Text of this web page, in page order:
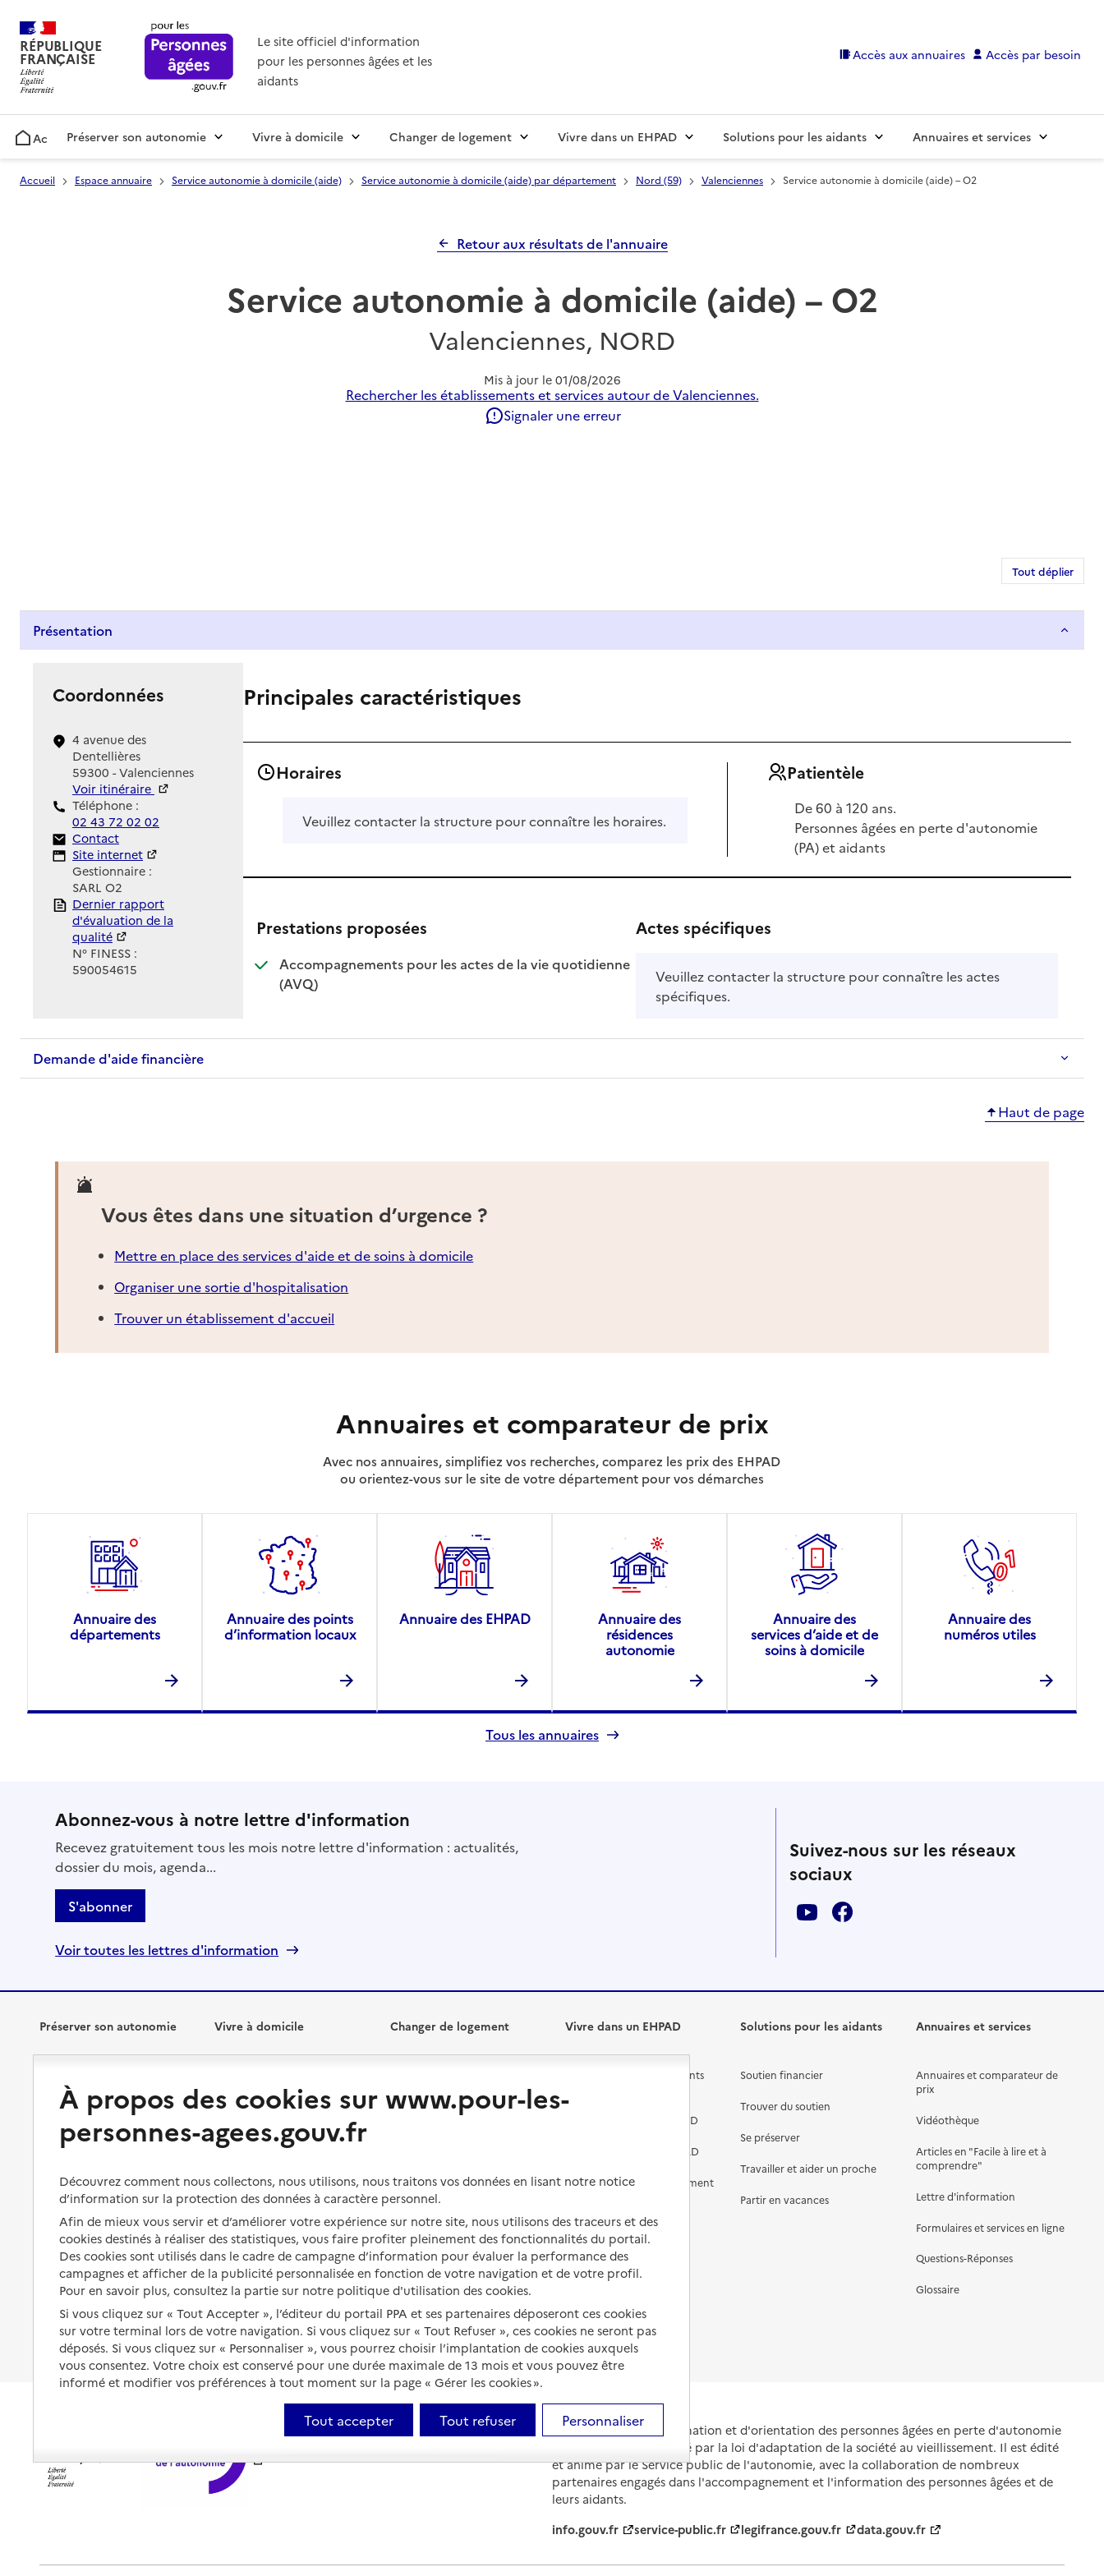
RÉPUBLIQUE
FRANÇAISE
Le site officiel d'information
pour les personnes âgées et les
aidants
Accès aux annuaires Accès par besoin
AccueilPréserver son autonomie Vivre à domicile Changer de logement Vivre dans un EHPAD Solutions pour les aidants Annuaires et services
Accueil Espace annuaire Service autonomie à domicile (aide) Service autonomie à domicile (aide) par département Nord (59) Valenciennes Service autonomie à domicile (aide) – O2
Retour aux résultats de l'annuaire
Service autonomie à domicile (aide) – O2
Valenciennes, NORD
Mis à jour le 01/08/2026
Rechercher les établissements et services autour de Valenciennes.
Signaler une erreur
Tout déplier
Présentation
Coordonnées
4 avenue des
Dentellières
59300 - Valenciennes
Voir itinéraire
Téléphone :
02 43 72 02 02
Contact
Contact
Site Internet
Site internet
Gestionnaire :
SARL O2
Rapport HAS
Dernier rapport
d'évaluation de la
qualité
N° FINESS :
590054615
Principales caractéristiques
Horaires
Veuillez contacter la structure pour connaître les horaires.
Patientèle
De 60 à 120 ans.
Personnes âgées en perte d'autonomie
(PA) et aidants
Prestations proposées
Accompagnements pour les actes de la vie quotidienne
(AVQ)
: disponible
: non disponible
Actes spécifiques
Veuillez contacter la structure pour connaître les actes
spécifiques.
Demande d'aide financière
Haut de page
Vous êtes dans une situation d’urgence ?
Mettre en place des services d'aide et de soins à domicile
Organiser une sortie d'hospitalisation
Trouver un établissement d'accueil
Annuaires et comparateur de prix
Avec nos annuaires, simplifiez vos recherches, comparez les prix des EHPAD
ou orientez-vous sur le site de votre département pour vos démarches
Annuaire des
départements
Annuaire des points
d’information locaux
Annuaire des EHPAD
Annuaire des
résidences
autonomie
Annuaire des
services d’aide et de
soins à domicile
Annuaire des
numéros utiles
Tous les annuaires
Abonnez-vous à notre lettre d'information
Recevez gratuitement tous les mois notre lettre d'information : actualités,
dossier du mois, agenda...
S'abonner
Voir toutes les lettres d'information
Suivez-nous sur les réseaux
sociaux
Préserver son autonomie
et droits
Aménager son logement et
s'équiper
santé
Organiser à l'avance sa propre
protection
Les mesures de protection
Les obligations de la famille
À qui s’adresser ?
Les politiques du grand âge
Vivre à domicile
Bénéficier de soins à domicile
Aides financières
Partager son logement
Vivre à domicile avec une
maladie ou un handicap
Être hospitalisé
Fin de vie à domicile
Changer de logement
Vivre dans une résidence avec
services pour seniors
Vivre en accueil familial
Vivre dans un EHPAD
Les différents établissements
Préparer l'entrée en EHPAD
Aides financières en EHPAD
Prévention, accompagnement
Comprendre les prix en
EHPAD
Droits en EHPAD
Solutions pour les aidants
Soutien financier
Trouver du soutien
Se préserver
Travailler et aider un proche
Partir en vacances
Annuaires et services
Annuaires et comparateur de
prix
Vidéothèque
Articles en "Facile à lire et à
comprendre"
Lettre d'information
Formulaires et services en ligne
Questions-Réponses
Glossaire
Portail national d'information et d'orientation des personnes âgées en perte d'autonomie
et de leurs proches, créé par la loi d'adaptation de la société au vieillissement. Il est édité
et animé par le Service public de l'autonomie, avec la collaboration de nombreux
partenaires engagés dans l'accompagnement et l'information des personnes âgées et de
leurs aidants.
info.gouv.fr
service-public.fr legifrance.gouv.fr data.gouv.fr
À propos des cookies sur www.pour-les-
personnes-agees.gouv.fr
Découvrez comment nous collectons, nous utilisons, nous traitons vos données en lisant notre notice
d’information sur la protection des données à caractère personnel.
Afin de mieux vous servir et d’améliorer votre expérience sur notre site, nous utilisons des traceurs et des
cookies destinés à réaliser des statistiques, vous faire profiter pleinement des fonctionnalités du portail.
Des cookies sont utilisés dans le cadre de campagne d’information pour évaluer la performance des
campagnes et afficher de la publicité personnalisée en fonction de votre navigation et de votre profil.
Pour en savoir plus, consultez la partie sur notre politique d'utilisation des cookies.
Si vous cliquez sur « Tout Accepter », l’éditeur du portail PPA et ses partenaires déposeront ces cookies
sur votre terminal lors de votre navigation. Si vous cliquez sur « Tout Refuser », ces cookies ne seront pas
déposés. Si vous cliquez sur « Personnaliser », vous pourrez choisir l’implantation de cookies auxquels
vous consentez. Votre choix est conservé pour une durée maximale de 13 mois et vous pouvez être
informé et modifier vos préférences à tout moment sur la page « Gérer les cookies ».
Tout accepter Tout refuser Personnaliser